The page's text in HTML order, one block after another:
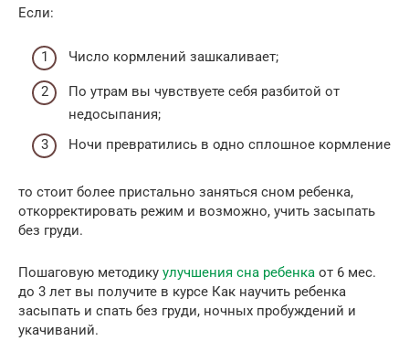
Если:
Число кормлений зашкаливает;
По утрам вы чувствуете себя разбитой от
недосыпания;
Ночи превратились в одно сплошное кормление
то стоит более пристально заняться сном ребенка,
откорректировать режим и возможно, учить засыпать
без груди.
Пошаговую методику улучшения сна ребенка от 6 мес.
до 3 лет вы получите в курсе Как научить ребенка
засыпать и спать без груди, ночных пробуждений и
укачиваний.